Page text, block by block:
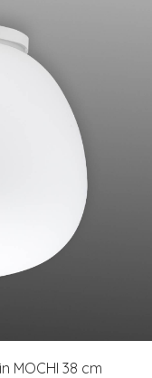
MOCHI 38 cm